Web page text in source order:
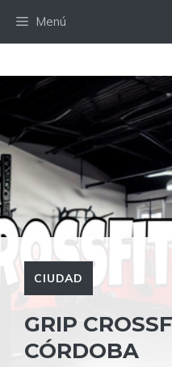
Menú
CIUDAD
GRIP
CÓRDOBA